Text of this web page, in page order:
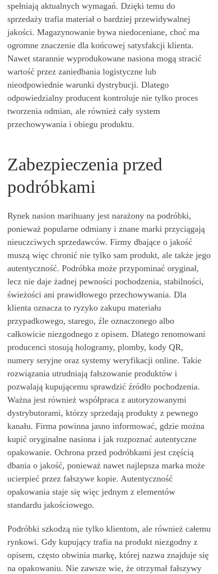
spełniają aktualnych wymagań. Dzięki temu do
sprzedaży trafia materiał o bardziej przewidywalnej
jakości. Magazynowanie bywa niedoceniane, choć ma
ogromne znaczenie dla końcowej satysfakcji klienta.
Nawet starannie wyprodukowane nasiona mogą stracić
wartość przez zaniedbania logistyczne lub
nieodpowiednie warunki dystrybucji. Dlatego
odpowiedzialny producent kontroluje nie tylko proces
tworzenia odmian, ale również cały system
przechowywania i obiegu produktu.
Zabezpieczenia przed
podróbkami
Rynek nasion marihuany jest narażony na podróbki,
ponieważ popularne odmiany i znane marki przyciągają
nieuczciwych sprzedawców. Firmy dbające o jakość
muszą więc chronić nie tylko sam produkt, ale także jego
autentyczność. Podróbka może przypominać oryginał,
lecz nie daje żadnej pewności pochodzenia, stabilności,
świeżości ani prawidłowego przechowywania. Dla
klienta oznacza to ryzyko zakupu materiału
przypadkowego, starego, źle oznaczonego albo
całkowicie niezgodnego z opisem. Dlatego renomowani
producenci stosują hologramy, plomby, kody QR,
numery seryjne oraz systemy weryfikacji online. Takie
rozwiązania utrudniają fałszowanie produktów i
pozwalają kupującemu sprawdzić źródło pochodzenia.
Ważna jest również współpraca z autoryzowanymi
dystrybutorami, którzy sprzedają produkty z pewnego
kanału. Firma powinna jasno informować, gdzie można
kupić oryginalne nasiona i jak rozpoznać autentyczne
opakowanie. Ochrona przed podróbkami jest częścią
dbania o jakość, ponieważ nawet najlepsza marka może
ucierpieć przez fałszywe kopie. Autentyczność
opakowania staje się więc jednym z elementów
standardu jakościowego.
Podróbki szkodzą nie tylko klientom, ale również całemu
rynkowi. Gdy kupujący trafia na produkt niezgodny z
opisem, często obwinia markę, której nazwa znajduje się
na opakowaniu. Nie zawsze wie, że otrzymał fałszywy